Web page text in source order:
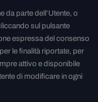
da parte dell’Utente, o
sul pulsante
espressa del consenso
le finalità riportate, per
attivo e disponibile
di modificare in ogni